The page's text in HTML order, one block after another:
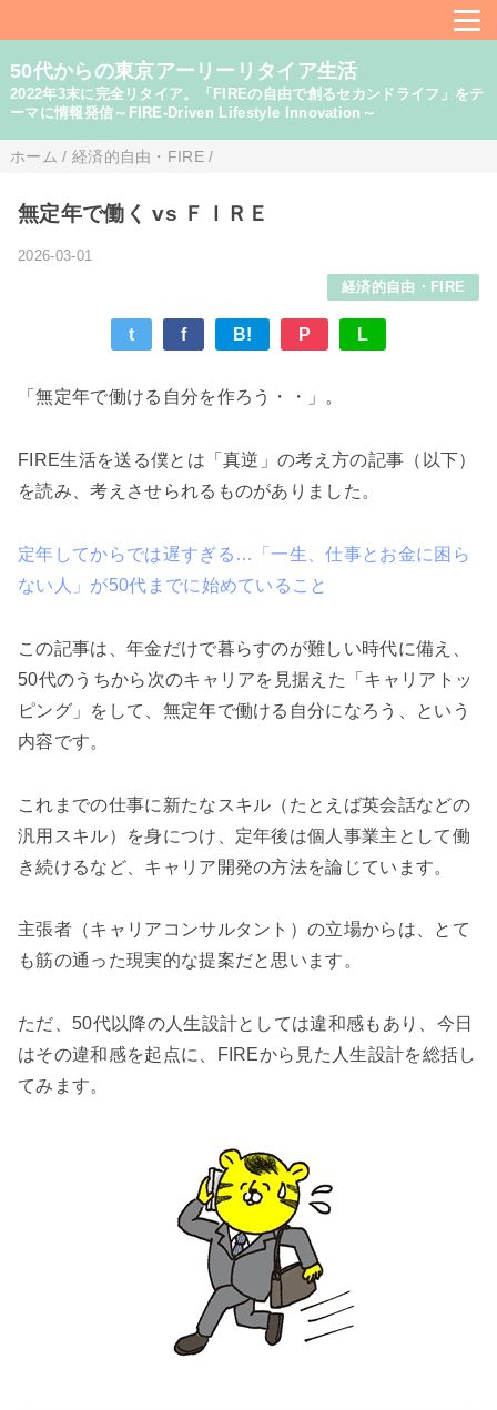
50代からの東京アーリーリタイア生活
2022年3末に完全リタイア。「FIREの自由で創るセカンドライフ」をテ
ーマに情報発信～FIRE-Driven Lifestyle Innovation～
ホーム / 経済的自由・FIRE /
無定年で働く vs ＦＩＲＥ
2026-03-01
経済的自由・FIRE
t f B! P L
「無定年で働ける自分を作ろう・・」。
FIRE生活を送る僕とは「真逆」の考え方の記事（以下）
を読み、考えさせられるものがありました。
定年してからでは遅すぎる…「一生、仕事とお金に困ら
ない人」が50代までに始めていること
この記事は、年金だけで暮らすのが難しい時代に備え、
50代のうちから次のキャリアを見据えた「キャリアトッ
ピング」をして、無定年で働ける自分になろう、という
内容です。
これまでの仕事に新たなスキル（たとえば英会話などの
汎用スキル）を身につけ、定年後は個人事業主として働
き続けるなど、キャリア開発の方法を論じています。
主張者（キャリアコンサルタント）の立場からは、とて
も筋の通った現実的な提案だと思います。
ただ、50代以降の人生設計としては違和感もあり、今日
はその違和感を起点に、FIREから見た人生設計を総括し
てみます。